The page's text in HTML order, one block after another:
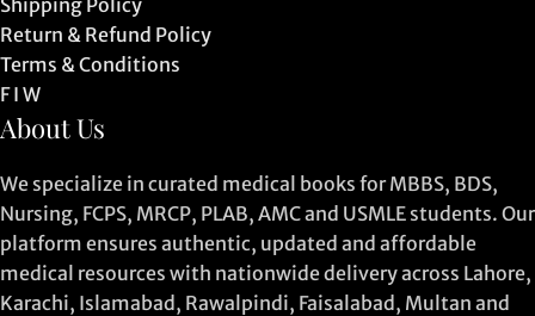
Return & Refund Policy
Terms & Conditions
F I W
About Us
We specialize in curated medical books for MBBS, BDS,
Nursing, FCPS, MRCP, PLAB, AMC and USMLE students. Our
platform ensures authentic, updated and affordable
medical resources with nationwide delivery across Lahore,
Karachi, Islamabad, Rawalpindi, Faisalabad, Multan and